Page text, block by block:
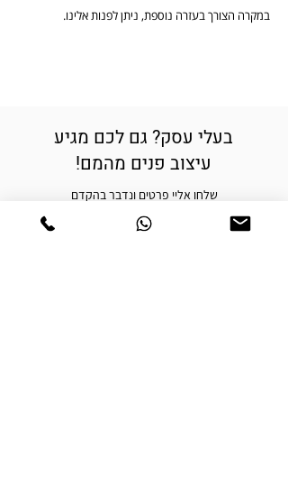
במקרה הצורך בעזרה נוספת, ניתן לפנות אלינו.
בעלי עסק? גם לכם מגיע
עיצוב פנים מהמם!
שלחו אליי פרטים ונדבר בהקדם
לשליחת קבצים -
mail.malkilevin@gmail.com